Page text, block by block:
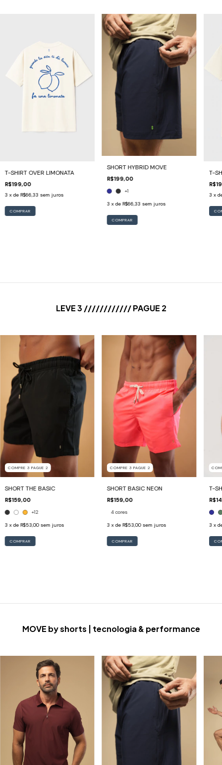
T-SHIRT OVER LIMONATA
R$199,00
3 x de R$66,33 sem juros
COMPRAR
SHORT HYBRID MOVE
R$199,00
+1
3 x de R$66,33 sem juros
COMPRAR
T-
3 x
LEVE 3 //////////// PAGUE 2
COMPRE 3 PAGUE 2
SHORT THE BASIC
R$159,00
+12
3 x de R$53,00 sem juros
COMPRAR
COMPRE 3 PAGUE 2
SHORT BASIC NEON
R$159,00
4 cores
3 x de R$53,00 sem juros
COMPRAR
T-
3 x
MOVE by shorts | tecnologia & performance